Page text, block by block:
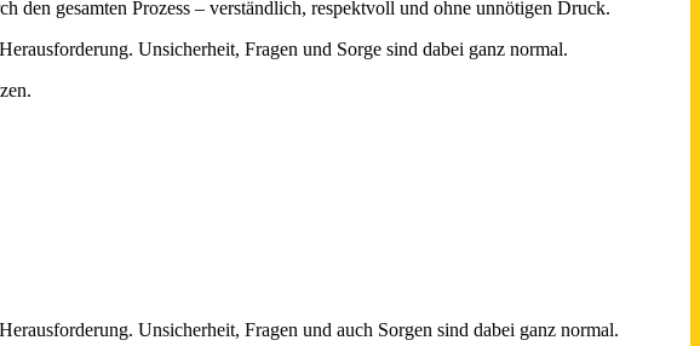
den gesamten Prozess – verständlich, respektvoll und ohne unnötigen Druck.
Unsicherheit, Fragen und Sorge sind dabei ganz normal.
Unsicherheit, Fragen und auch Sorgen sind dabei ganz normal.